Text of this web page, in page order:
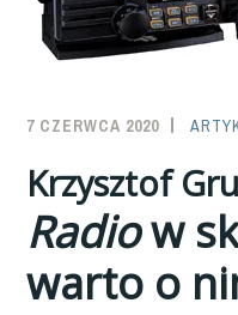
7 CZERWCA 2020
Krzysztof
Radiow
warto o